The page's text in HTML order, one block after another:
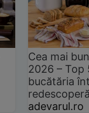
Cea mai
2026 –
bucătăria
adevarul.ro